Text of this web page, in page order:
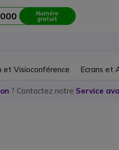
Numéro
gratuit
et Visioconférence Ecrans et
? Contactez notre Service